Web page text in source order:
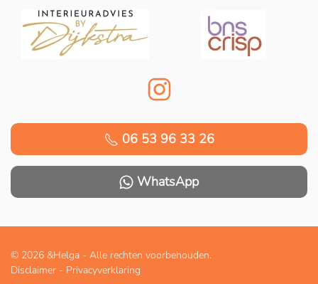
06 53 96 33 26
WhatsApp
© 2026 &Helga - Alle rechten voorbehouden.
Disclaimer - Privacyverklaring